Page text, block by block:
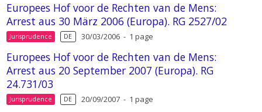
Europees Hof voor de Rechten van de Mens:
Arrest aus 30 März 2006 (Europa). RG 2527/02
Jurisprudence DE 30/03/2006 - 1 page
Europees Hof voor de Rechten van de Mens:
Arrest aus 20 September 2007 (Europa). RG
24.731/03
Jurisprudence DE 20/09/2007 - 1 page